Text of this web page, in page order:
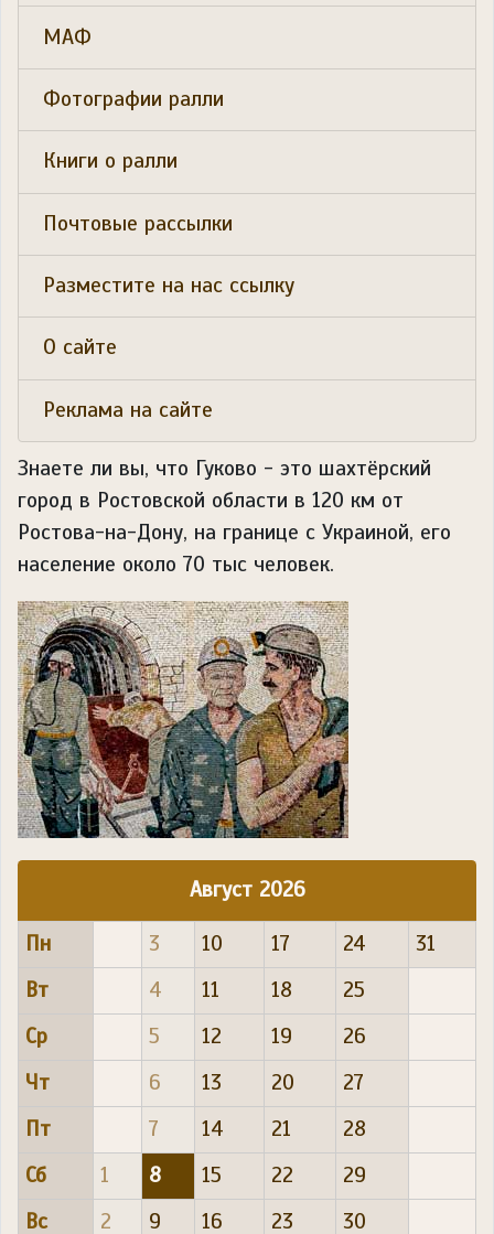
МАФ
Фотографии ралли
Книги о ралли
Почтовые рассылки
Разместите на нас ссылку
О сайте
Реклама на сайте
Знаете ли вы, что Гуково - это шахтёрский
город в Ростовской области в 120 км от
Ростова-на-Дону, на границе с Украиной, его
население около 70 тыс человек.
Август 2026
Пн 3 10 17 24
31
Вт
4 11 18
25
Ср
5 12 19
26
Чт
6 13 20
27
Пт
7 14 21
28
Сб
1 8 15 22
29
Вс
2 9 16 23 30